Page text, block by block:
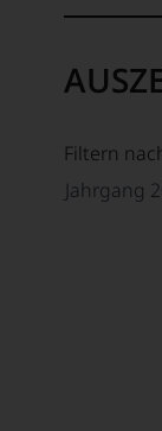
Filtern
Jahrgang